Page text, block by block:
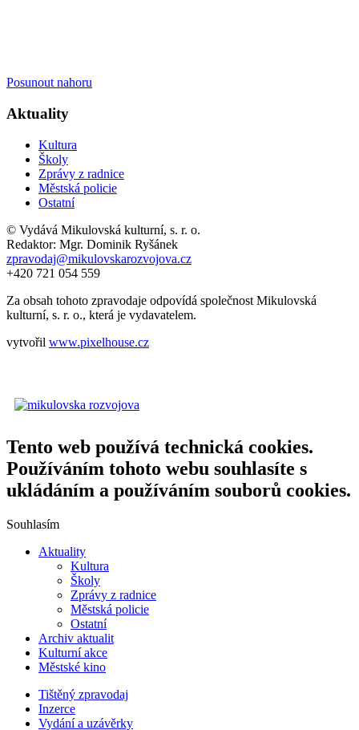
Posunout nahoru
Aktuality
Kultura
Školy
Zprávy z radnice
Městská policie
Ostatní
© Vydává Mikulovská kulturní, s. r. o.
Redaktor: Mgr. Dominik Ryšánek
zpravodaj@mikulovskarozvojova.cz
+420 721 054 559
Za obsah tohoto zpravodaje odpovídá společnost Mikulovská
kulturní, s. r. o., která je vydavatelem.
vytvořil www.pixelhouse.cz
Tento web používá technická cookies.
Používáním tohoto webu souhlasíte s
ukládáním a používáním souborů cookies.
Souhlasím
Aktuality
Kultura
Školy
Zprávy z radnice
Městská policie
Ostatní
Archiv aktualit
Kulturní akce
Městské kino
Tištěný zpravodaj
Inzerce
Vydání a uzávěrky